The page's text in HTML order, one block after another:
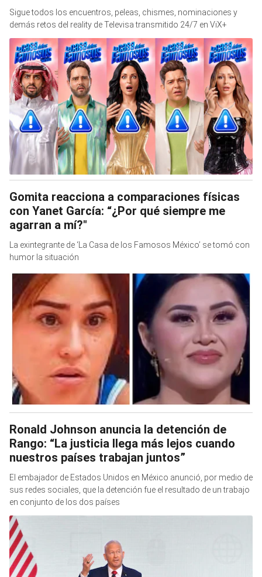
Sigue todos los encuentros, peleas, chismes, nominaciones y
demás retos del reality de Televisa transmitido 24/7 en ViX+
Gomita reacciona a comparaciones físicas
con Yanet García: “¿Por qué siempre me
agarran a mí?"
La exintegrante de ‘La Casa de los Famosos México’ se tomó con
humor la situación
Ronald Johnson anuncia la detención de
Rango: “La justicia llega más lejos cuando
nuestros países trabajan juntos”
El embajador de Estados Unidos en México anunció, por medio de
sus redes sociales, que la detención fue el resultado de un trabajo
en conjunto de los dos países